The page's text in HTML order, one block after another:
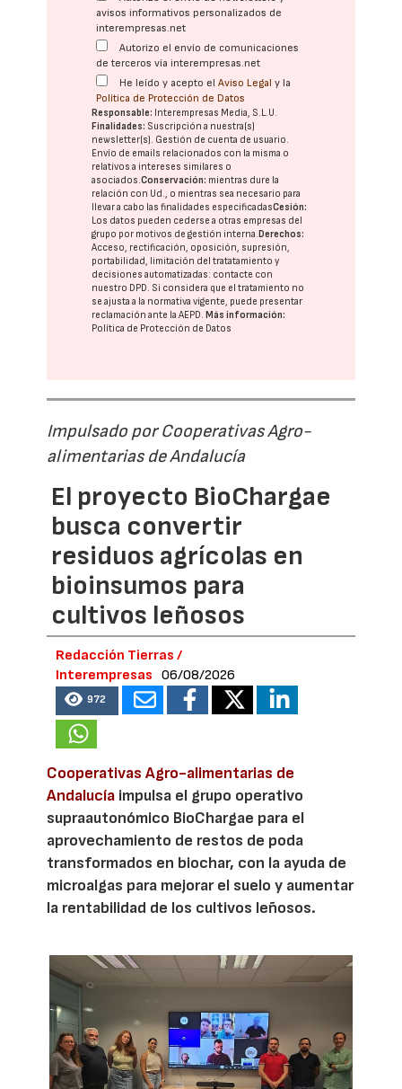
avisos informativos personalizados de
interempresas.net
Autorizo el envío de comunicaciones
de terceros vía interempresas.net
He leído y acepto elAviso Legal y la
Política de Protección de Datos
Responsable: Interempresas Media, S.L.U.
Finalidades: Suscripción a nuestra(s)
newsletter(s). Gestión de cuenta de usuario.
Envío de emails relacionados con la misma o
relativos a intereses similares o
asociados.Conservación: mientras dure la
relación con Ud., o mientras sea necesario para
llevar a cabo las finalidades especificadasCesión:
Los datos pueden cederse a otras empresas del
grupo por motivos de gestión interna.Derechos:
Acceso, rectificación, oposición, supresión,
portabilidad, limitación del tratatamiento y
decisiones automatizadas: contacte con
nuestro DPD. Si considera que el tratamiento no
se ajusta a la normativa vigente, puede presentar
reclamación ante laAEPD.Más información:
Política de Protección de Datos
Impulsado por Cooperativas Agro-
alimentarias de Andalucía
El proyecto BioChargae
busca convertir
residuos agrícolas en
bioinsumos para
cultivos leñosos
Redacción Tierras /
Interempresas
06/08/2026
972
Cooperativas Agro-alimentarias de
Andalucía impulsa el grupo operativo
supraautonómico BioChargae para el
aprovechamiento de restos de poda
transformados en biochar, con la ayuda de
microalgas para mejorar el suelo y aumentar
la rentabilidad de los cultivos leñosos.